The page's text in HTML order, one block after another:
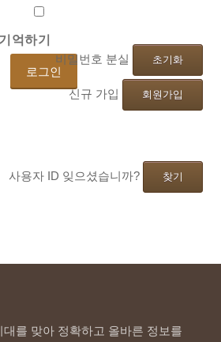
기억하기
비밀번호 분실 초기화
신규 가입 회원가입
사용자 ID 잊으셨습니까? 찾기
를 맞아 정확하고 올바른 정보를